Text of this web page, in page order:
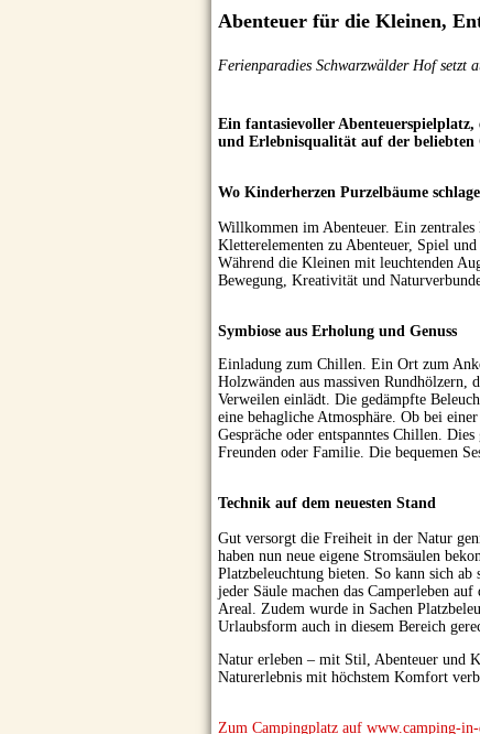
Abenteuer für die Kleinen,
Ferienparadies Schwarzwälder Hof setzt
Ein fantasievoller
und Erlebnisqualität auf der beliebten
Wo Kinderherzen Purzelbäume
Willkommen im Abenteuer. Ein
Kletterelementen zu Abenteuer, Spiel
Während die Kleinen mit leuchtenden
Bewegung, Kreativität und
Symbiose aus Erholung und Genuss
Einladung zum Chillen. Ein Ort zum
Holzwänden aus massiven
Verweilen einlädt. Die gedämpfte
eine behagliche Atmosphäre. Ob bei
Gespräche oder entspanntes Chillen.
Freunden oder Familie. Die bequemen
Technik auf dem neuesten Stand
Gut versorgt die Freiheit in der Natur
haben nun neue eigene Stromsäulen
Platzbeleuchtung bieten. So kann sich ab
jeder Säule machen das Camperleben
Areal. Zudem wurde in Sachen
Urlaubsform auch in diesem Bereich
Natur erleben – mit Stil, Abenteuer und
Naturerlebnis mit höchstem Komfort
Zum Campingplatz auf www.camping-in-